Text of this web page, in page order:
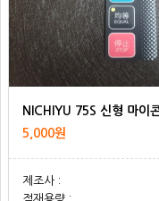
NICHIYU 75S 신형 마이
5,000원
제조사 :